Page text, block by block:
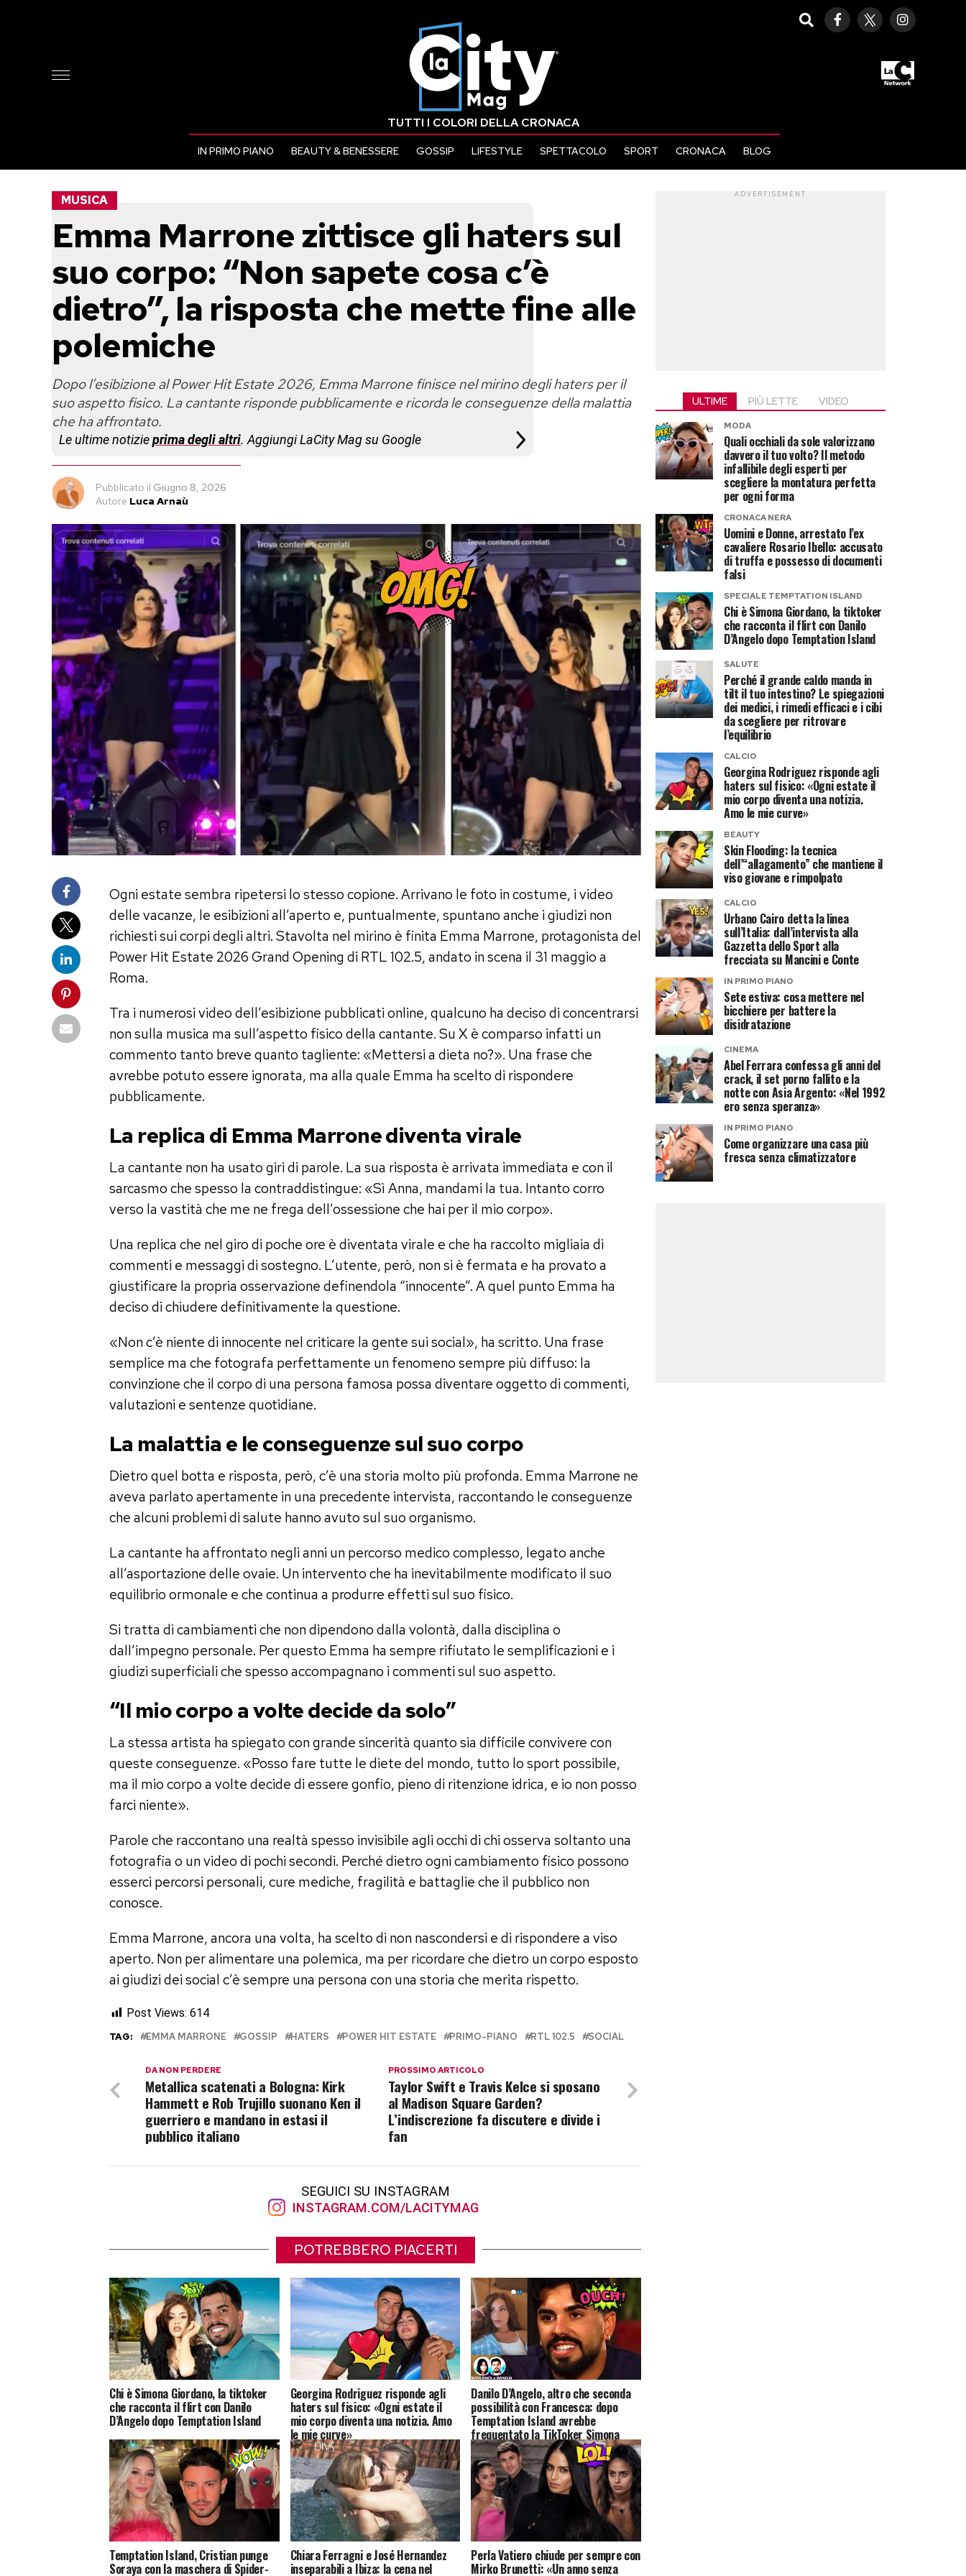
TUTTI I COLORI DELLA CRONACA
IN PRIMO PIANO BEAUTY & BENESSERE GOSSIP LIFESTYLE SPETTACOLO SPORT CRONACA BLOG
MUSICA
Emma Marrone zittisce gli haters sul
suo corpo: “Non sapete cosa c’è
dietro”, la risposta che mette fine alle
polemiche
Dopo l’esibizione al Power Hit Estate 2026, Emma Marrone finisce nel mirino degli haters per il
suo aspetto fisico. La cantante risponde pubblicamente e ricorda le conseguenze della malattia
che ha affrontato.
Le ultime notizieprima degli altri. Aggiungi LaCity Mag su Google
Pubblicato il Giugno 8, 2026
Autore Luca Arnaù
Ogni estate sembra ripetersi lo stesso copione. Arrivano le foto in costume, i video
delle vacanze, le esibizioni all’aperto e, puntualmente, spuntano anche i giudizi non
richiesti sui corpi degli altri. Stavolta nel mirino è finita Emma Marrone, protagonista del
Power Hit Estate 2026 Grand Opening di RTL 102.5, andato in scena il 31 maggio a
Roma.
Tra i numerosi video dell’esibizione pubblicati online, qualcuno ha deciso di concentrarsi
non sulla musica ma sull’aspetto fisico della cantante. Su X è comparso infatti un
commento tanto breve quanto tagliente: «Mettersi a dieta no?». Una frase che
avrebbe potuto essere ignorata, ma alla quale Emma ha scelto di rispondere
pubblicamente.
La replica di Emma Marrone diventa virale
La cantante non ha usato giri di parole. La sua risposta è arrivata immediata e con il
sarcasmo che spesso la contraddistingue: «Sì Anna, mandami la tua. Intanto corro
verso la vastità che me ne frega dell’ossessione che hai per il mio corpo».
Una replica che nel giro di poche ore è diventata virale e che ha raccolto migliaia di
commenti e messaggi di sostegno. L’utente, però, non si è fermata e ha provato a
giustificare la propria osservazione definendola “innocente”. A quel punto Emma ha
deciso di chiudere definitivamente la questione.
«Non c’è niente di innocente nel criticare la gente sui social», ha scritto. Una frase
semplice ma che fotografa perfettamente un fenomeno sempre più diffuso: la
convinzione che il corpo di una persona famosa possa diventare oggetto di commenti,
valutazioni e sentenze quotidiane.
La malattia e le conseguenze sul suo corpo
Dietro quel botta e risposta, però, c’è una storia molto più profonda. Emma Marrone ne
aveva parlato apertamente in una precedente intervista, raccontando le conseguenze
che alcuni problemi di salute hanno avuto sul suo organismo.
La cantante ha affrontato negli anni un percorso medico complesso, legato anche
all’asportazione delle ovaie. Un intervento che ha inevitabilmente modificato il suo
equilibrio ormonale e che continua a produrre effetti sul suo fisico.
Si tratta di cambiamenti che non dipendono dalla volontà, dalla disciplina o
dall’impegno personale. Per questo Emma ha sempre rifiutato le semplificazioni e i
giudizi superficiali che spesso accompagnano i commenti sul suo aspetto.
“Il mio corpo a volte decide da solo”
La stessa artista ha spiegato con grande sincerità quanto sia difficile convivere con
queste conseguenze. «Posso fare tutte le diete del mondo, tutto lo sport possibile,
ma il mio corpo a volte decide di essere gonfio, pieno di ritenzione idrica, e io non posso
farci niente».
Parole che raccontano una realtà spesso invisibile agli occhi di chi osserva soltanto una
fotografia o un video di pochi secondi. Perché dietro ogni cambiamento fisico possono
esserci percorsi personali, cure mediche, fragilità e battaglie che il pubblico non
conosce.
Emma Marrone, ancora una volta, ha scelto di non nascondersi e di rispondere a viso
aperto. Non per alimentare una polemica, ma per ricordare che dietro un corpo esposto
ai giudizi dei social c’è sempre una persona con una storia che merita rispetto.
Post Views: 614
TAG: EMMA MARRONE GOSSIP HATERS POWER HIT ESTATE PRIMO-PIANO RTL 102.5 SOCIAL
PROSSIMO ARTICOLO
Taylor Swift e Travis Kelce si sposano
al Madison Square Garden?
L’indiscrezione fa discutere e divide i
fan
DA NON PERDERE
Metallica scatenati a Bologna: Kirk
Hammett e Rob Trujillo suonano Ken il
guerriero e mandano in estasi il
pubblico italiano
SEGUICI SU INSTAGRAM
INSTAGRAM.COM/LACITYMAG
POTREBBERO PIACERTI
Chi è Simona Giordano, la tiktoker
che racconta il flirt con Danilo
D’Angelo dopo Temptation Island
Georgina Rodriguez risponde agli
haters sul fisico: «Ogni estate il
mio corpo diventa una notizia. Amo
le mie curve»
Danilo D’Angelo, altro che seconda
possibilità con Francesca: dopo
Temptation Island avrebbe
frequentato la TikToker Simona
Giordano
Temptation Island, Cristian punge
Soraya con la maschera di Spider-
Chiara Ferragni e José Hernandez
inseparabili a Ibiza: la cena nel
Perla Vatiero chiude per sempre con
Mirko Brunetti: «Un anno senza
ADVERTISEMENT
ULTIME PIÙ LETTE VIDEO
MODA
Quali occhiali da sole valorizzano
davvero il tuo volto? Il metodo
infallibile degli esperti per
scegliere la montatura perfetta
per ogni forma
CRONACA NERA
Uomini e Donne, arrestato l’ex
cavaliere Rosario Ibello: accusato
di truffa e possesso di documenti
falsi
SPECIALE TEMPTATION ISLAND
Chi è Simona Giordano, la tiktoker
che racconta il flirt con Danilo
D’Angelo dopo Temptation Island
SALUTE
Perché il grande caldo manda in
tilt il tuo intestino? Le spiegazioni
dei medici, i rimedi efficaci e i cibi
da scegliere per ritrovare
l’equilibrio
CALCIO
Georgina Rodriguez risponde agli
haters sul fisico: «Ogni estate il
mio corpo diventa una notizia.
Amo le mie curve»
BEAUTY
Skin Flooding: la tecnica
dell’“allagamento” che mantiene il
viso giovane e rimpolpato
CALCIO
Urbano Cairo detta la linea
sull’Italia: dall’intervista alla
Gazzetta dello Sport alla
frecciata su Mancini e Conte
IN PRIMO PIANO
Sete estiva: cosa mettere nel
bicchiere per battere la
disidratazione
CINEMA
Abel Ferrara confessa gli anni del
crack, il set porno fallito e la
notte con Asia Argento: «Nel 1992
ero senza speranza»
IN PRIMO PIANO
Come organizzare una casa più
fresca senza climatizzatore